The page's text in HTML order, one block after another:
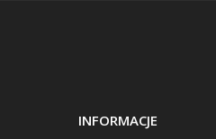
INFORMACJE